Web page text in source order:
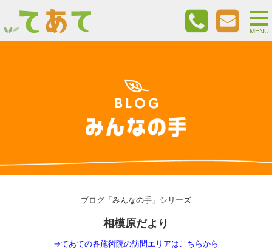
ブログ「みんなの手」シリーズ
相模原だより
→てあての各施術院の訪問エリアはこちらから
MENU